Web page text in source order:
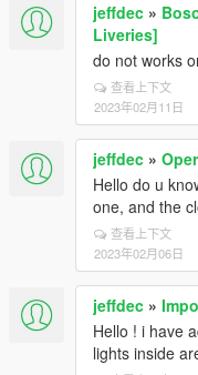
jeffdec »
Liveries]
do not works
查看上下文
2023年02月11日
jeffdec »
Hello do u
one, and the
查看上下文
2023年02月06日
jeffdec »
Hello ! i have
lights inside